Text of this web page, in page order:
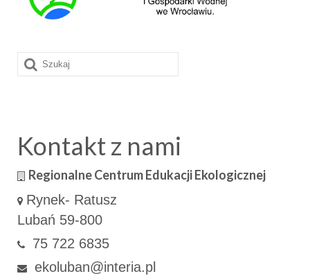
Szuklaj
w:
Kontakt z nami
Regionalne Centrum Edukacji Ekologicznej
Rynek- Ratusz
Lubań 59-800
75 722 6835
ekoluban@interia.pl